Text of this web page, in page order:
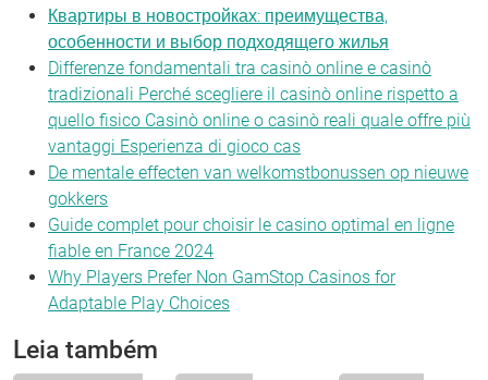
Квартиры в новостройках: преимущества,
особенности и выбор подходящего жилья
Differenze fondamentali tra casinò online e casinò
tradizionali Perché scegliere il casinò online rispetto a
quello fisico Casinò online o casinò reali quale offre più
vantaggi Esperienza di gioco cas
De mentale effecten van welkomstbonussen op nieuwe
gokkers
Guide complet pour choisir le casino optimal en ligne
fiable en France 2024
Why Players Prefer Non GamStop Casinos for
Adaptable Play Choices
Leia também